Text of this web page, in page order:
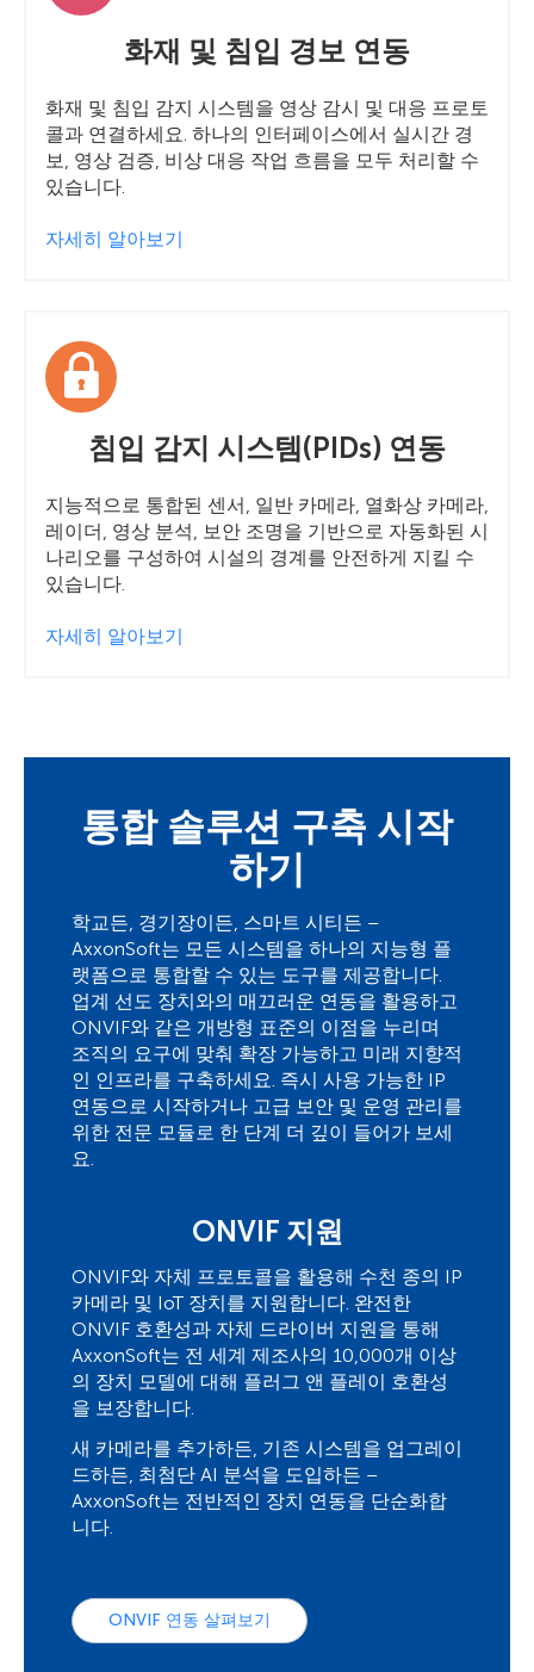
화재 및 침입 경보 연동
화재 및 침입 감지 시스템을 영상 감시 및 대응 프로토
콜과 연결하세요. 하나의 인터페이스에서 실시간 경
보, 영상 검증, 비상 대응 작업 흐름을 모두 처리할 수
있습니다.
자세히 알아보기
침입 감지 시스템(PIDs) 연동
지능적으로 통합된 센서, 일반 카메라, 열화상 카메라,
레이더, 영상 분석, 보안 조명을 기반으로 자동화된 시
나리오를 구성하여 시설의 경계를 안전하게 지킬 수
있습니다.
자세히 알아보기
통합 솔루션 구축 시작
하기
학교든, 경기장이든, 스마트 시티든 –
AxxonSoft는 모든 시스템을 하나의 지능형 플
랫폼으로 통합할 수 있는 도구를 제공합니다.
업계 선도 장치와의 매끄러운 연동을 활용하고
ONVIF와 같은 개방형 표준의 이점을 누리며
조직의 요구에 맞춰 확장 가능하고 미래 지향적
인 인프라를 구축하세요. 즉시 사용 가능한 IP
연동으로 시작하거나 고급 보안 및 운영 관리를
위한 전문 모듈로 한 단계 더 깊이 들어가 보세
요.
ONVIF 지원
ONVIF와 자체 프로토콜을 활용해 수천 종의 IP
카메라 및 IoT 장치를 지원합니다. 완전한
ONVIF 호환성과 자체 드라이버 지원을 통해
AxxonSoft는 전 세계 제조사의 10,000개 이상
의 장치 모델에 대해 플러그 앤 플레이 호환성
을 보장합니다.
새 카메라를 추가하든, 기존 시스템을 업그레이
드하든, 최첨단 AI 분석을 도입하든 –
AxxonSoft는 전반적인 장치 연동을 단순화합
니다.
ONVIF 연동 살펴보기